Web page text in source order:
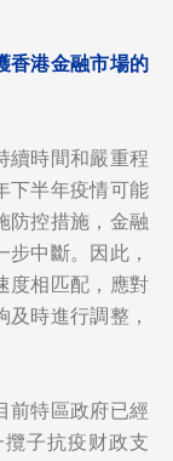
香港金融市場的
續時間和嚴重程
下半年疫情可能
防控措施，金融
中斷。因此，
度相匹配，應對
時進行調整，
前特區政府已經
子抗疫财政支